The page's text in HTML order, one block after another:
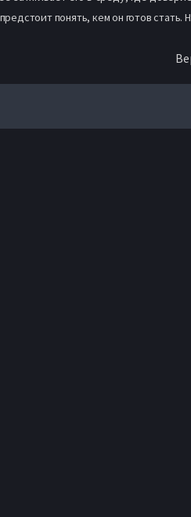
понять, кем он готов стать.